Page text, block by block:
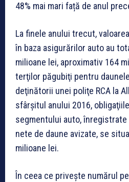
48% mai mari față de anul
La finele anului trecut,
în baza asigurărilor auto au
milioane lei, aproximativ 164
terţilor păgubiţi pentru
deţinătorii unei poliţe RCA la
sfârșitul anului 2016,
segmentului auto,
nete de daune avizate, se
milioane lei.
În ceea ce priveşte numărul